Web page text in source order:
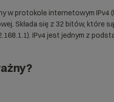
w protokole internetowym IPv4
Składa się z 32 bitów, które
IPv4 jest jednym z